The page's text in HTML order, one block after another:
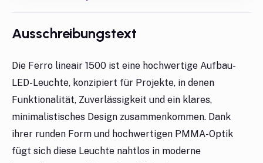
Ausschreibungstext
Die Ferro lineair 1500 ist eine hochwertige Aufbau-
LED-Leuchte, konzipiert für Projekte, in denen
Funktionalität, Zuverlässigkeit und ein klares,
minimalistisches Design zusammenkommen. Dank
ihrer runden Form und hochwertigen PMMA-Optik
fügt sich diese Leuchte nahtlos in moderne